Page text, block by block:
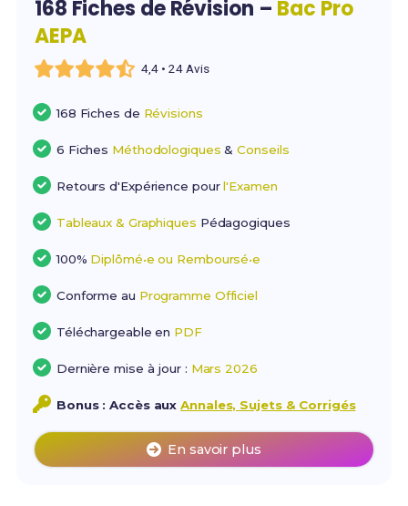
168 Fiches de Révision – Bac Pro
AEPA
4,4 • 24 Avis
168 Fiches de Révisions
6 Fiches Méthodologiques &Conseils
Retours d'Expérience pourl'Examen
Tableaux & Graphiques Pédagogiques
100% Diplômé•e ou Remboursé•e
Conforme au Programme Officiel
Téléchargeable en PDF
Dernière mise à jour : Mars 2026
Bonus : Accès auxAnnales, Sujets & Corrigés
En savoir plus